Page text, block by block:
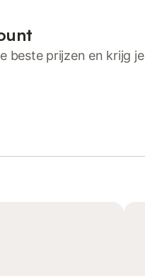
beste prijzen en krijg je